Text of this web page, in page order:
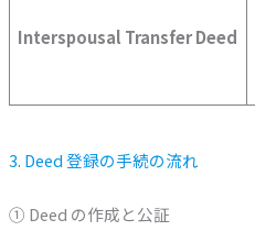
Interspousal Transfer Deed
3. Deed 登録の手続の流れ
① Deed の作成と公証